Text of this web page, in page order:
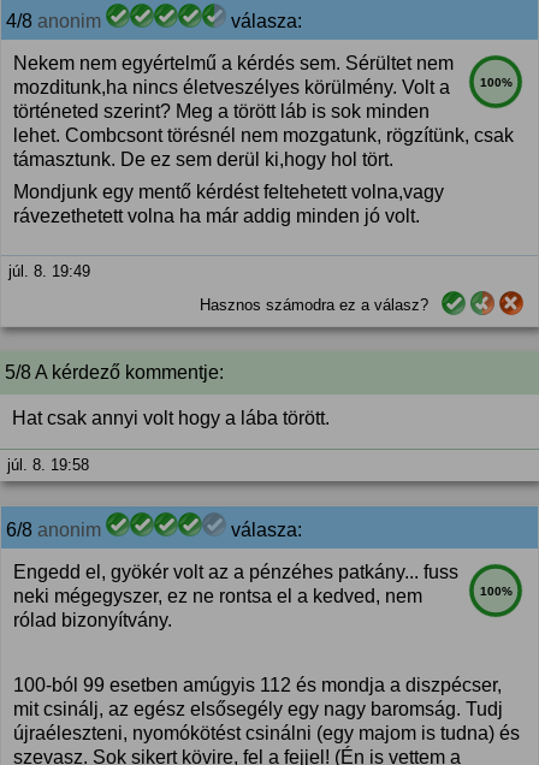
4/8 anonim válasza:
100%
Nekem nem egyértelmű a kérdés sem. Sérültet nem
mozditunk,ha nincs életveszélyes körülmény. Volt a
történeted szerint? Meg a törött láb is sok minden
lehet. Combcsont törésnél nem mozgatunk, rögzítünk, csak
támasztunk. De ez sem derül ki,hogy hol tört.
Mondjunk egy mentő kérdést feltehetett volna,vagy
rávezethetett volna ha már addig minden jó volt.
júl. 8. 19:49
Hasznos számodra ez a válasz?
5/8 A kérdező kommentje:
Hat csak annyi volt hogy a lába törött.
júl. 8. 19:58
6/8 anonim válasza:
100%
Engedd el, gyökér volt az a pénzéhes patkány... fuss
neki mégegyszer, ez ne rontsa el a kedved, nem
rólad bizonyítvány.
100-ból 99 esetben amúgyis 112 és mondja a diszpécser,
mit csinálj, az egész elsősegély egy nagy baromság. Tudj
újraéleszteni, nyomókötést csinálni (egy majom is tudna) és
szevasz. Sok sikert kövire, fel a fejjel! (Én is vettem a